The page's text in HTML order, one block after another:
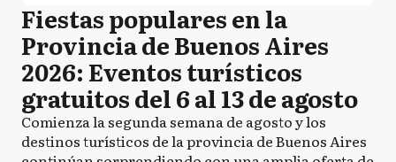
Fiestas populares en la
Provincia de Buenos Aires
2026: Eventos turísticos
gratuitos del 6 al 13 de agosto
Comienza la segunda semana de agosto y los
destinos turísticos de la provincia de Buenos Aires